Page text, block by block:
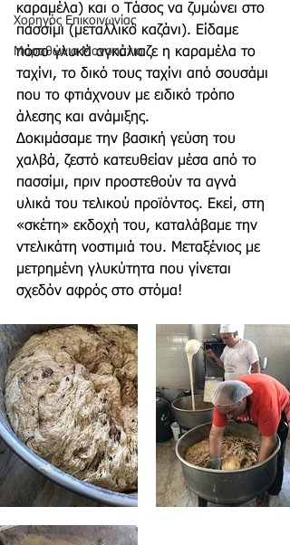
Χορηγός Επικοινωνίας
Μαραθώνια Μονοπάτια
καραμέλα) και o Τάσος να ζυμώνει στο
πασσίμι (μεταλλικό καζάνι). Είδαμε
πόσο γλυκά αγκάλιαζε η καραμέλα το
ταχίνι, το δικό τους ταχίνι από σουσάμι
που το φτιάχνουν με ειδικό τρόπο
άλεσης και ανάμιξης.
Δοκιμάσαμε την βασική γεύση του
χαλβά, ζεστό κατευθείαν μέσα από το
πασσίμι, πριν προστεθούν τα αγνά
υλικά του τελικού προϊόντος. Εκεί, στη
«σκέτη» εκδοχή του, καταλάβαμε την
ντελικάτη νοστιμιά του. Μεταξένιος με
μετρημένη γλυκύτητα που γίνεται
σχεδόν αφρός στο στόμα!